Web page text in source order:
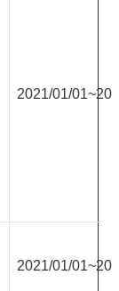
2021/01/
2021/01/